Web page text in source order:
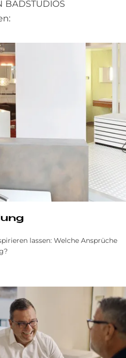
BADSTUDIOS
lassen: Welche Ansprüche